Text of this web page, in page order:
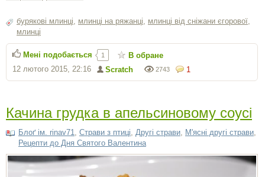
бурякові млинці, млинці на ряжанці, млинці від сніжани єгорової,
млинці
1
2743
Scratch
12 лютого 2015, 22:16
Мені подобається 1 В обране
Качина грудка в апельсиновому соусі
Блоґ ім. rinav71, Страви з птиці, Другі страви, М'ясні другі страви,
Рецепти до Дня Святого Валентина